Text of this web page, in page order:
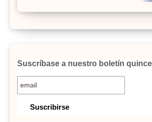
Suscríbase a nuestro boletín